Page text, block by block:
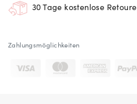
30 Tage kostenlose Retoure
Zahlungsmöglichkeiten